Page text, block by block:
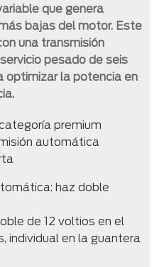
que genera
bajas del motor. Este
una transmisión
pesado de seis
optimizar la potencia en
premium
automática
haz doble
de 12 voltios en el
individual en la guantera